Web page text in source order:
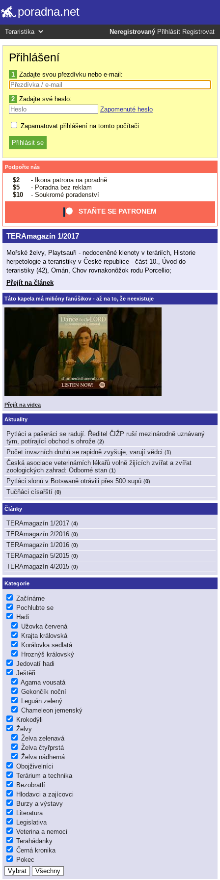
poradna.net
Neregistrovaný Přihlásit Registrovat
Přihlášení
1 Zadajte svou přezdívku nebo e-mail:
2 Zadajte své heslo:
Zapomenuté heslo
Zapamatovat přihlášení na tomto počítači
Podpořte nás
$2
- Ikona patrona na poradně
$5
- Poradna bez reklam
$10
- Soukromé poradenství
STAŇTE SE PATRONEM
TERAmagazín 1/2017
Mořské želvy, Playtsauři - nedoceněné klenoty v teráriích, Historie
herpetologie a teraristiky v České republice - část 10., Úvod do
teraristiky (42), Omán, Chov rovnakonôžok rodu Porcellio;
Přejít na článek
Táto kapela má milióny fanúšikov - až na to, že neexistuje
Přejít na videa
Aktuality
Pytláci a pašeráci se radují. Ředitel ČIŽP ruší mezinárodně uznávaný
tým, potírající obchod s ohrože (2)
Počet invazních druhů se rapidně zvyšuje, varují vědci (1)
Česká asociace veterinárních lékařů volně žijících zvířat a zvířat
zoologických zahrad: Odborné stan (1)
Pytláci slonů v Botswaně otrávili přes 500 supů (0)
Tučňáci císařští (0)
Články
TERAmagazín 1/2017 (4)
TERAmagazín 2/2016 (0)
TERAmagazín 1/2016 (0)
TERAmagazín 5/2015 (0)
TERAmagazín 4/2015 (0)
Kategorie
Začínáme
Pochlubte se
Hadi
Užovka červená
Krajta královská
Korálovka sedlatá
Hroznýš královský
Jedovatí hadi
Ještěři
Agama vousatá
Gekončík noční
Leguán zelený
Chameleon jemenský
Krokodýli
Želvy
Želva zelenavá
Želva čtyřprstá
Želva nádherná
Obojživelníci
Terárium a technika
Bezobratlí
Hlodavci a zajícovci
Burzy a výstavy
Literatura
Legislativa
Veterina a nemoci
Terahádanky
Černá kronika
Pokec